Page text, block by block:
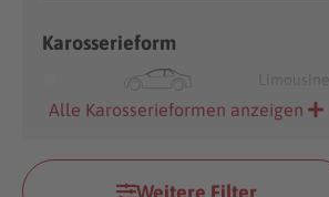
Karosserieform
Limousine
Alle Karosserieformen anzeigen
Weitere Filter